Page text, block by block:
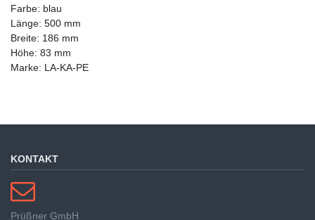
Farbe: blau
Länge: 500 mm
Breite: 186 mm
Höhe: 83 mm
Marke: LA-KA-PE
KONTAKT
Prüßner GmbH